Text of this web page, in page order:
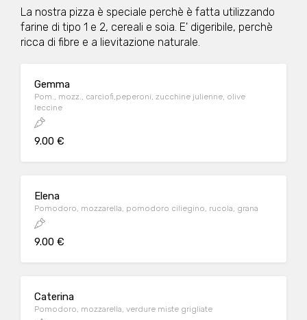
La nostra pizza è speciale perchè è fatta utilizzando
farine di tipo 1 e 2, cereali e soia. E' digeribile, perchè
ricca di fibre e a lievitazione naturale.
Gemma
Pom., mozz., carciofi,peperoni, zucchine julienne, olive
leccine
9.00 €
Elena
Pomodoro, mozzarella, pomodoro ciliegino, rucola, grana
9.00 €
Caterina
Pomodoro, mozzarella, verdure miste grigliate